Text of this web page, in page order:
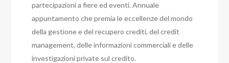
partecipazioni a fiere ed eventi. Annuale
appuntamento che premia le eccellenze del mondo
della gestione e del recupero crediti, del credit
management, delle informazioni commerciali e delle
investigazioni private sul credito.